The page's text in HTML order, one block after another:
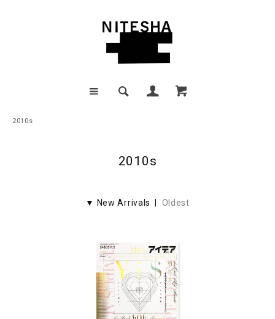
2010s
2010s
▼ New Arrivals | Oldest